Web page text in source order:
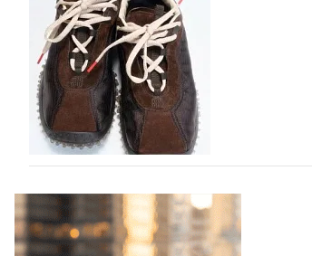
В 2025 году мировое производство
на 0,1% до 24,6 млрд пар, - данные
2026», Португальской ассоциацией…
06.08.2026 883
Популярный силуэт бренда,1999 года
сникерины (гибридный вариант балеток